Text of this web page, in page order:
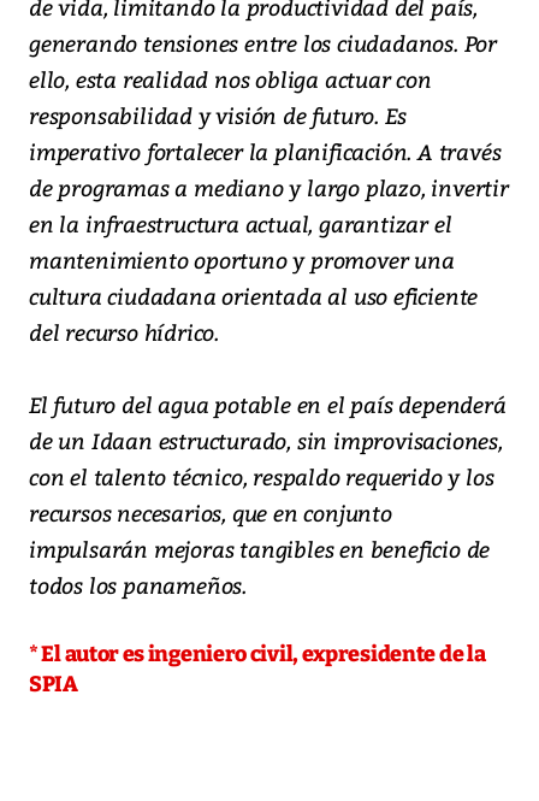
de vida, limitando la productividad del país,
generando tensiones entre los ciudadanos. Por
ello, esta realidad nos obliga actuar con
responsabilidad y visión de futuro. Es
imperativo fortalecer la planificación. A través
de programas a mediano y largo plazo, invertir
en la infraestructura actual, garantizar el
mantenimiento oportuno y promover una
cultura ciudadana orientada al uso eficiente
del recurso hídrico.
El futuro del agua potable en el país dependerá
de un Idaan estructurado, sin improvisaciones,
con el talento técnico, respaldo requerido y los
recursos necesarios, que en conjunto
impulsarán mejoras tangibles en beneficio de
todos los panameños.
* El autor es ingeniero civil, expresidente de la
SPIA